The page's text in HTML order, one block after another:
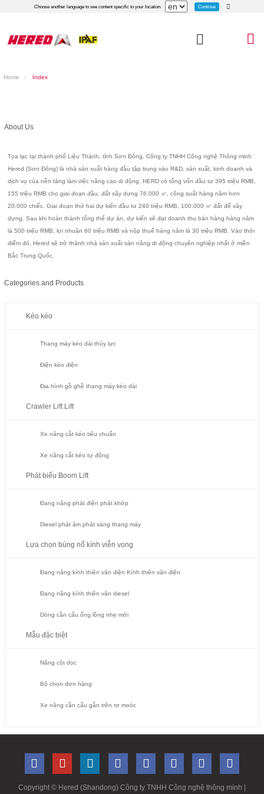
Choose another language to see content specific to your location. Continue
Home Index
About Us
Tọa lạc tại thành phố Liệu Thành, tỉnh Sơn Đông, Công ty TNHH Công nghệ Thông minh
Hered (Sơn Đông) là nhà sản xuất hàng đầu tập trung vào R&D, sản xuất, kinh doanh và
dịch vụ của nền tảng làm việc nâng cao di động. HERD có tổng vốn đầu tư 395 triệu RMB,
155 triệu RMB cho giai đoạn đầu, đất xây dựng 76.000 ㎡, công suất hàng năm hơn
20.000 chiếc. Giai đoạn thứ hai dự kiến ​​đầu tư 240 triệu RMB, 100.000 ㎡ đất để xây
dựng. Sau khi hoàn thành tổng thể dự án, dự kiến ​​sẽ đạt doanh thu bán hàng hàng năm
là 500 triệu RMB, lợi nhuận 60 triệu RMB và nộp thuế hàng năm là 30 triệu RMB. Vào thời
điểm đó, Hered sẽ trở thành nhà sản xuất sàn nâng di động chuyên nghiệp nhất ở miền
Bắc Trung Quốc.
Categories and Products
Kéo kéo
Thang máy kéo dài thủy lực
Điện kéo điện
Địa hình gồ ghề thang máy kéo dài
Crawler Lift Lift
Xe nâng cắt kéo tiêu chuẩn
Xe nâng cắt kéo tự động
Phát biểu Boom Lift
Đang nâng phát điện phát khớp
Diesel phát âm phát sáng thang máy
Lựa chọn bùng nổ kính viễn vọng
Đang nâng kính thiên văn điện Kính thiên văn điện
Đang nâng kính thiên văn diesel
Dòng cần cẩu ống lồng nhẹ mới
Mẫu đặc biệt
Nâng cột dọc
Bộ chọn đơn hàng
Xe nâng cần cẩu gắn trên rơ moóc
Copyright © Hered (Shandong) Công ty TNHH Công nghệ thông minh